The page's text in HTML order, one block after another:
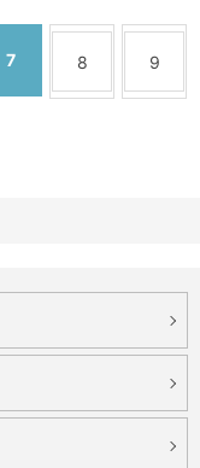
7 8 9